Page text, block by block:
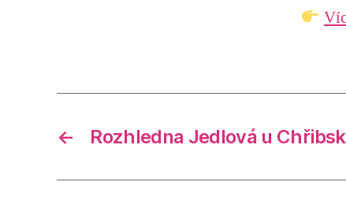
← Rozhledna Jedlová u